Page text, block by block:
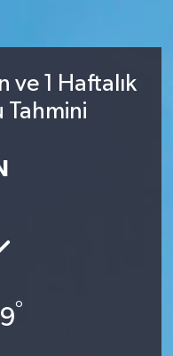
ve 1 Haftalık
Tahmini
°